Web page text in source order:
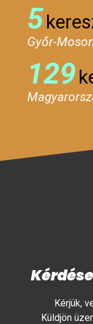
5
Győr-
129
Kérjük,
Küldjön